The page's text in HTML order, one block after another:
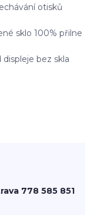
otisků
sklo 100% přilne
bez skla
778 585 851